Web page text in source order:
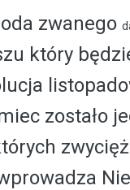
zwanego
który
zostało